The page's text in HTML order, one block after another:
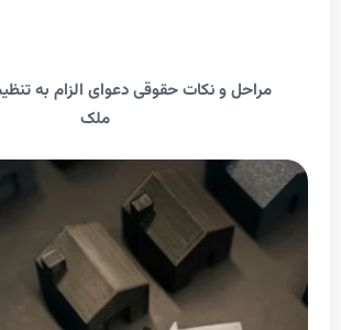
و نکات حقوقی دعوای الزام به تنظیم سند رسمی